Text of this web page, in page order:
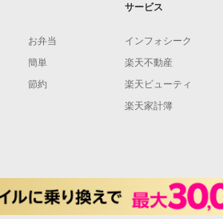
お弁当
簡単
節約
サービス
インフォシーク
楽天不動産
楽天ビューティ
楽天家計簿